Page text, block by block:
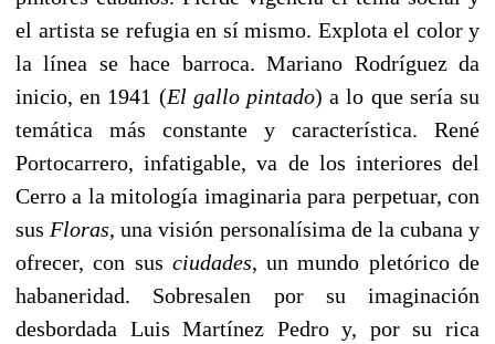
el artista se refugia en sí mismo. Explota el color y
la línea se hace barroca. Mariano Rodríguez da
inicio, en 1941 (El gallo pintado) a lo que sería su
temática más constante y característica. René
Portocarrero, infatigable, va de los interiores del
Cerro a la mitología imaginaria para perpetuar, con
sus Floras, una visión personalísima de la cubana y
ofrecer, con sus ciudades, un mundo pletórico de
habaneridad. Sobresalen por su imaginación
desbordada Luis Martínez Pedro y, por su rica